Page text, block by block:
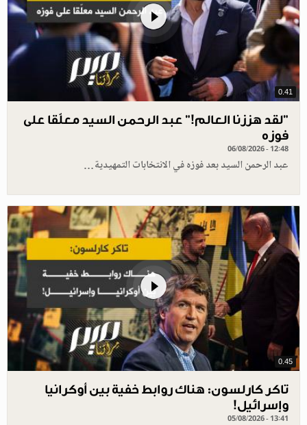
0.41
”لقد هززنا العالم!” عبد الرحمن السيد معلّقا على
فوزه
06/08/2026 - 12:48
عبد الرحمن السيد بعد فوزه في الانتخابات التمهيدية…
0.45
تاكر كارلسون: هناك روابط خفية بين أوكرانيا
وإسرائيل!
05/08/2026 - 13:41